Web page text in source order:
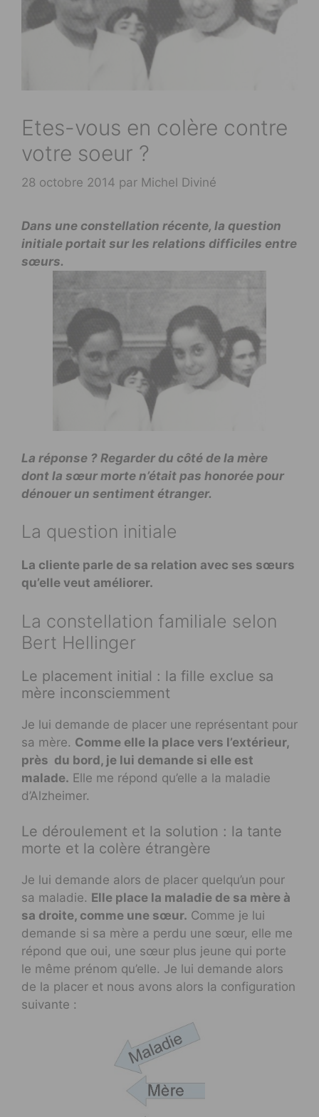
Etes-vous en colère contre
votre soeur ?
28 octobre 2014 par Michel Diviné
Dans une constellation récente, la question
initiale portait sur les relations difficiles entre
sœurs.
La réponse ? Regarder du côté de la mère
dont la sœur morte n’était pas honorée pour
dénouer un sentiment étranger.
La question initiale
La cliente parle de sa relation avec ses sœurs
qu’elle veut améliorer.
La constellation familiale selon
Bert Hellinger
Le placement initial : la fille exclue sa
mère inconsciemment
Je lui demande de placer une représentant pour
sa mère. Comme elle la place vers l’extérieur,
près du bord, je lui demande si elle est
malade. Elle me répond qu’elle a la maladie
d’Alzheimer.
Le déroulement et la solution : la tante
morte et la colère étrangère
Je lui demande alors de placer quelqu’un pour
sa maladie. Elle place la maladie de sa mère à
sa droite, comme une sœur. Comme je lui
demande si sa mère a perdu une sœur, elle me
répond que oui, une sœur plus jeune qui porte
le même prénom qu’elle. Je lui demande alors
de la placer et nous avons alors la configuration
suivante :